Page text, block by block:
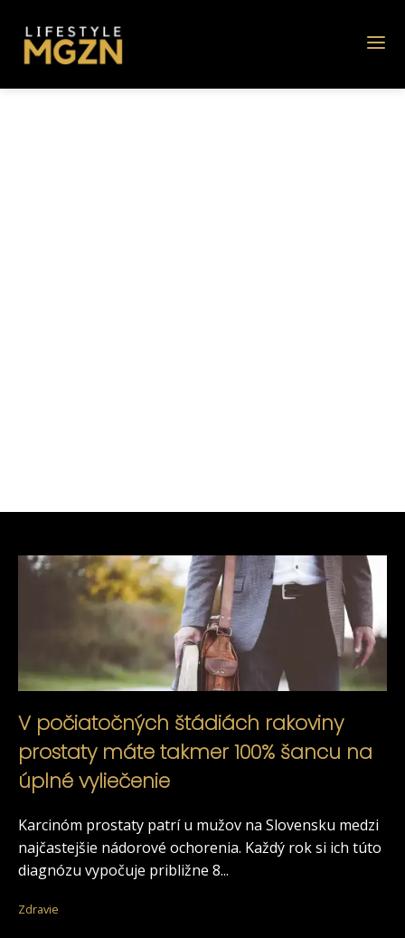
V počiatočných štádiách rakoviny
prostaty máte takmer 100% šancu na
úplné vyliečenie
Karcinóm prostaty patrí u mužov na Slovensku medzi
najčastejšie nádorové ochorenia. Každý rok si ich túto
diagnózu vypočuje približne 8...
Zdravie